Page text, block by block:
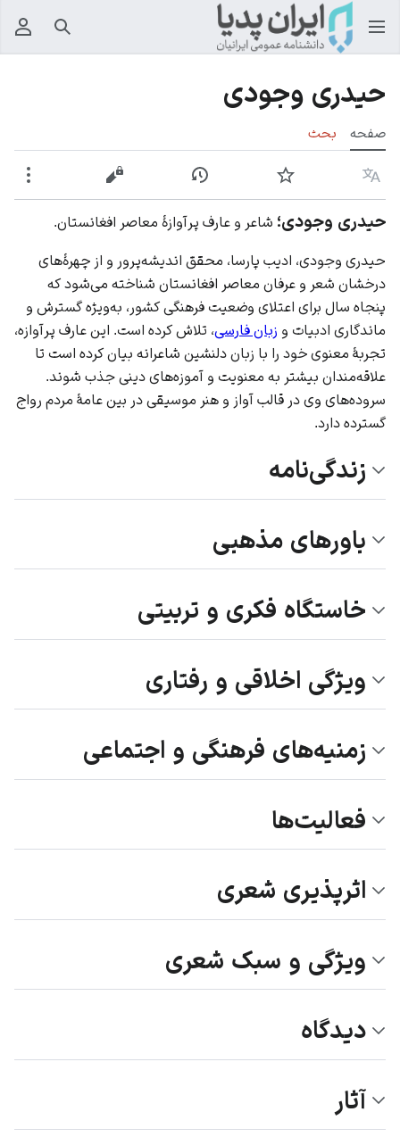
جستجو
حیدری وجودی
صفحه بحث
زبان پیگیری نمایش تاریخچهنمایش مبدأ
حیدری وجودی؛ شاعر و عارف پرآوازۀ معاصر افغانستان.
حیدری وجودی، ادیب پارسا، محقق اندیشه‌پرور و از چهرۀ‌های
درخشان شعر و عرفان معاصر افغانستان شناخته می‌شود که
پنجاه سال برای اعتلای وضعیت فرهنگی کشور، به‌ویژه گسترش و
ماندگاری ادبیات و زبان فارسی، تلاش کرده است. این عارف پرآوازه،
تجربۀ معنوی خود را با زبان دلنشین شاعرانه بیان کرده است تا
علاقه‌مندان بیشتر به معنویت و آموزه‌های دینی جذب شوند.
سروده‌های وی در قالب آواز و هنر موسیقی در بین عامۀ مردم رواج
گسترده دارد.
زندگی‌نامه
باورهای مذهبی
خاستگاه فکری و تربیتی
ویژگی اخلاقی و رفتاری
زمنیه‌های فرهنگی و اجتماعی
فعالیت‌ها
اثرپذیری شعری
ویژگی و سبک شعری
دیدگاه‌
آثار